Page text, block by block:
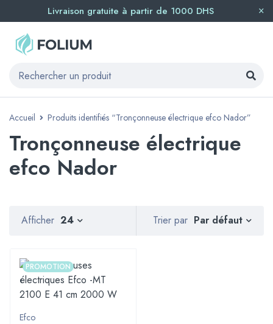
Livraison gratuite à partir de 1000 DHS
Accueil Produits identifiés “Tronçonneuse électrique efco Nador”
Tronçonneuse électrique
efco Nador
Trier par Par défaut
Afficher 24
PROMOTION
Efco